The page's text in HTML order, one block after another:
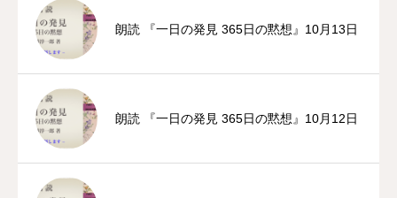
朗読 『一日の発見 365日の黙想』10月13日
朗読 『一日の発見 365日の黙想』10月12日